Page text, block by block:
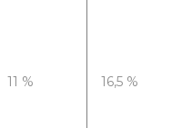
11 % 16,5 %